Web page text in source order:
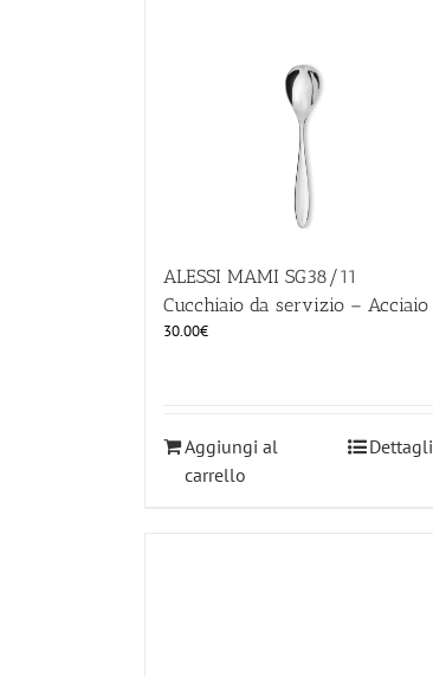
ALESSI MAMI SG38/11
Cucchiaio da servizio – Acciaio
30.00€
Aggiungi al
carrello
Dettagli